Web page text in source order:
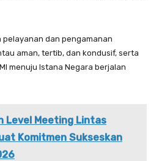
dan pengamanan
aman, tertib, dan kondusif, serta
menuju Istana Negara berjalan
Level Meeting Lintas
Komitmen Sukseskan